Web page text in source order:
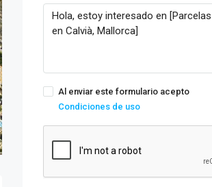
Al enviar este formulario acepto
Condiciones de uso